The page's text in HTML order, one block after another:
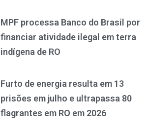
MPF processa Banco do Brasil por
financiar atividade ilegal em terra
indígena de RO
Furto de energia resulta em 13
prisões em julho e ultrapassa 80
flagrantes em RO em 2026